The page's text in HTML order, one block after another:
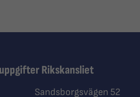
Rikskansliet
Sandsborgsvägen 52